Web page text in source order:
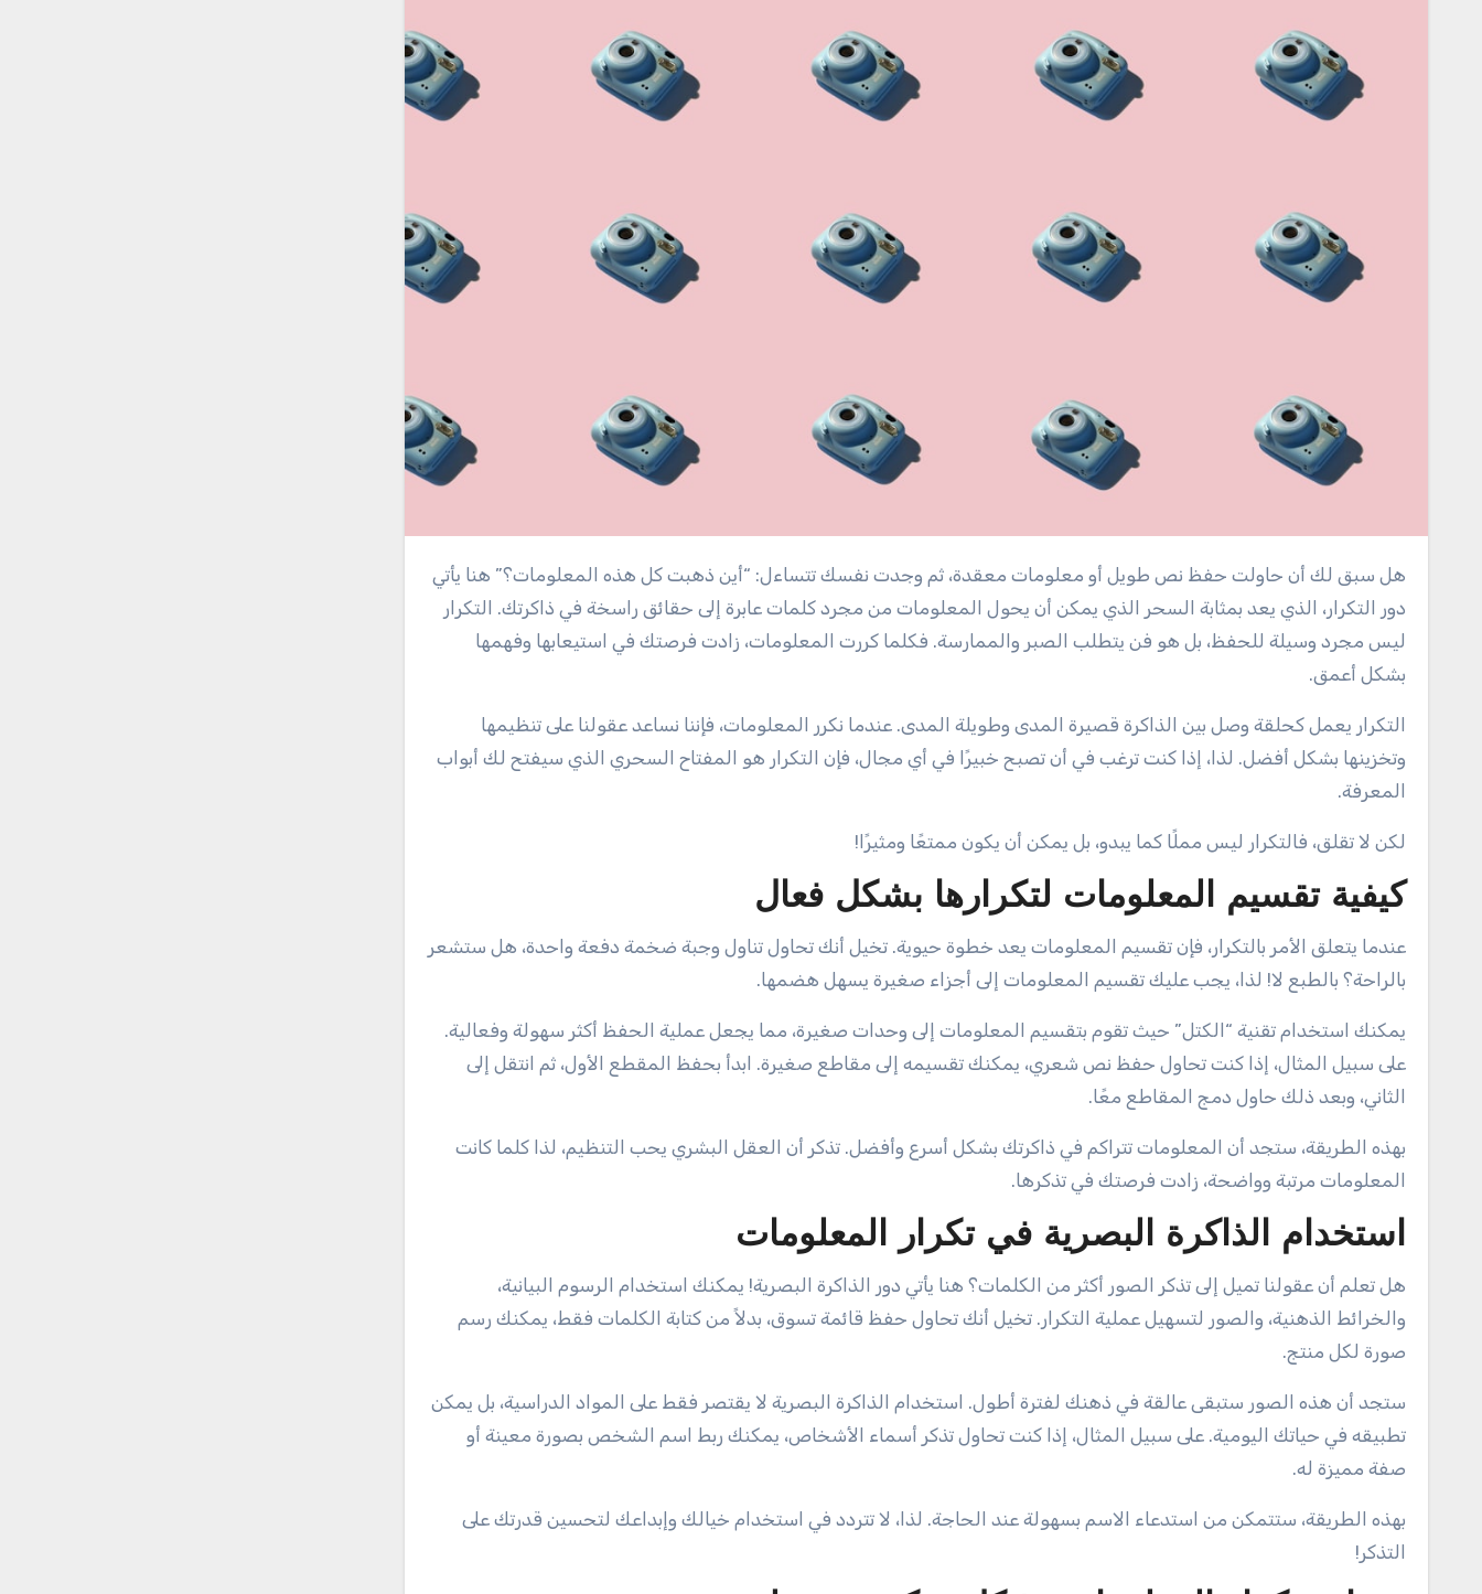
هل سبق لك أن حاولت حفظ نص طويل أو معلومات معقدة، ثم وجدت نفسك تتساءل: “أين ذهبت كل هذه المعلومات؟” هنا يأتي
دور التكرار، الذي يعد بمثابة السحر الذي يمكن أن يحول المعلومات من مجرد كلمات عابرة إلى حقائق راسخة في ذاكرتك. التكرار
ليس مجرد وسيلة للحفظ، بل هو فن يتطلب الصبر والممارسة. فكلما كررت المعلومات، زادت فرصتك في استيعابها وفهمها
بشكل أعمق.
التكرار يعمل كحلقة وصل بين الذاكرة قصيرة المدى وطويلة المدى. عندما نكرر المعلومات، فإننا نساعد عقولنا على تنظيمها
وتخزينها بشكل أفضل. لذا، إذا كنت ترغب في أن تصبح خبيرًا في أي مجال، فإن التكرار هو المفتاح السحري الذي سيفتح لك أبواب
المعرفة.
لكن لا تقلق، فالتكرار ليس مملًا كما يبدو، بل يمكن أن يكون ممتعًا ومثيرًا!
كيفية تقسيم المعلومات لتكرارها بشكل فعال
عندما يتعلق الأمر بالتكرار، فإن تقسيم المعلومات يعد خطوة حيوية. تخيل أنك تحاول تناول وجبة ضخمة دفعة واحدة، هل ستشعر
بالراحة؟ بالطبع لا! لذا، يجب عليك تقسيم المعلومات إلى أجزاء صغيرة يسهل هضمها.
يمكنك استخدام تقنية “الكتل” حيث تقوم بتقسيم المعلومات إلى وحدات صغيرة، مما يجعل عملية الحفظ أكثر سهولة وفعالية.
على سبيل المثال، إذا كنت تحاول حفظ نص شعري، يمكنك تقسيمه إلى مقاطع صغيرة. ابدأ بحفظ المقطع الأول، ثم انتقل إلى
الثاني، وبعد ذلك حاول دمج المقاطع معًا.
بهذه الطريقة، ستجد أن المعلومات تتراكم في ذاكرتك بشكل أسرع وأفضل. تذكر أن العقل البشري يحب التنظيم، لذا كلما كانت
المعلومات مرتبة وواضحة، زادت فرصتك في تذكرها.
استخدام الذاكرة البصرية في تكرار المعلومات
هل تعلم أن عقولنا تميل إلى تذكر الصور أكثر من الكلمات؟ هنا يأتي دور الذاكرة البصرية! يمكنك استخدام الرسوم البيانية،
والخرائط الذهنية، والصور لتسهيل عملية التكرار. تخيل أنك تحاول حفظ قائمة تسوق، بدلاً من كتابة الكلمات فقط، يمكنك رسم
صورة لكل منتج.
ستجد أن هذه الصور ستبقى عالقة في ذهنك لفترة أطول. استخدام الذاكرة البصرية لا يقتصر فقط على المواد الدراسية، بل يمكن
تطبيقه في حياتك اليومية. على سبيل المثال، إذا كنت تحاول تذكر أسماء الأشخاص، يمكنك ربط اسم الشخص بصورة معينة أو
صفة مميزة له.
بهذه الطريقة، ستتمكن من استدعاء الاسم بسهولة عند الحاجة. لذا، لا تتردد في استخدام خيالك وإبداعك لتحسين قدرتك على
التذكر!